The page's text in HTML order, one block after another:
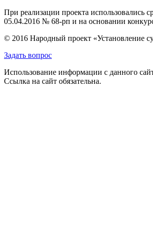
При реализации проекта использовались
05.04.2016 № 68-рп и на основании
© 2016 Народный проект «Установление
Задать вопрос
Использование информации с данного
Ссылка на сайт обязательна.